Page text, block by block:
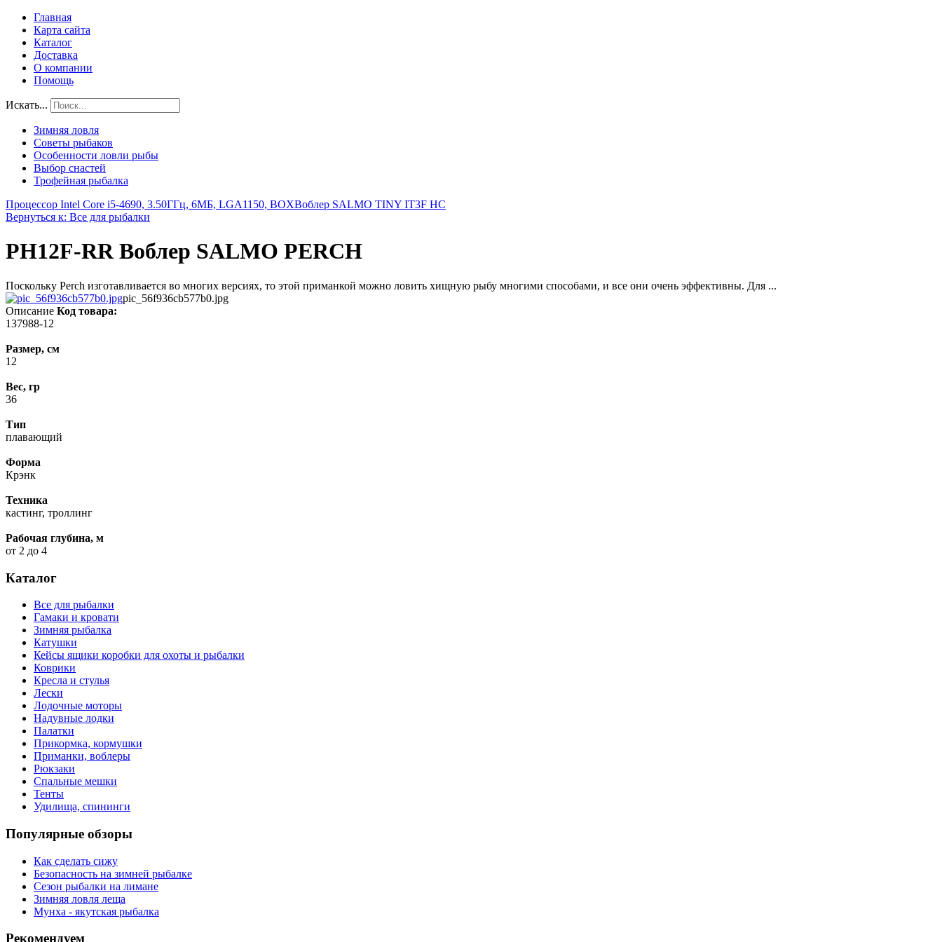
Главная
Карта сайта
Каталог
Доставка
О компании
Помощь
Искать...
Зимняя ловля
Советы рыбаков
Особенности ловли рыбы
Выбор снастей
Трофейная рыбалка
Процессор Intel Core i5-4690, 3.50ГГц, 6МБ, LGA1150, BOXВоблер SALMO TINY IT3F HC
Вернуться к: Все для рыбалки
PH12F-RR Воблер SALMO PERCH
Поскольку Perch изготавливается во многих версиях, то этой приманкой можно ловить хищную рыбу многими способами, и все они очень эффективны. Для ...
pic_56f936cb577b0.jpg
Описание Код товара:
137988-12
Размер, см
12
Вес, гр
36
Тип
плавающий
Форма
Крэнк
Техника
кастинг, троллинг
Рабочая глубина, м
от 2 до 4
Каталог
Все для рыбалки
Гамаки и кровати
Зимняя рыбалка
Катушки
Кейсы ящики коробки для охоты и рыбалки
Коврики
Кресла и стулья
Лески
Лодочные моторы
Надувные лодки
Палатки
Прикормка, кормушки
Приманки, воблеры
Рюкзаки
Спальные мешки
Тенты
Удилища, спининги
Популярные обзоры
Как сделать сижу
Безопасность на зимней рыбалке
Сезон рыбалки на лимане
Зимняя ловля леща
Мунха - якутская рыбалка
Рекомендуем